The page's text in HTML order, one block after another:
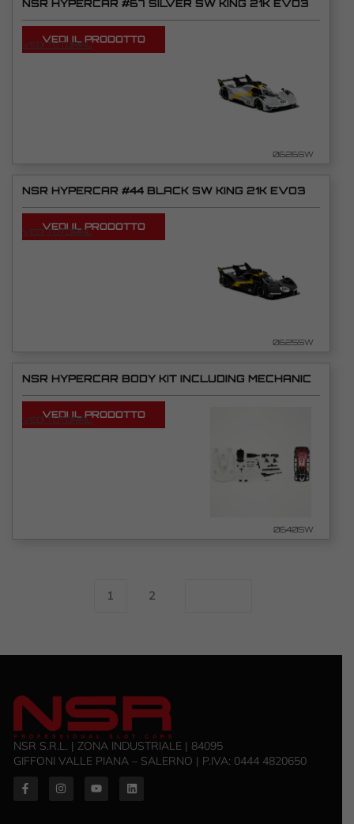
NSR HYPERCAR #67 SILVER SW KING 21K EVO3
VEDI TUTORIAL
VEDI IL PRODOTTO
0626SW
NSR HYPERCAR #44 BLACK SW KING 21K EVO3
VEDI TUTORIAL
VEDI IL PRODOTTO
0625SW
NSR HYPERCAR BODY KIT INCLUDING MECHANIC
VEDI TUTORIAL
VEDI IL PRODOTTO
0640SW
1 2
NSR S.R.L. | ZONA INDUSTRIALE | 84095
GIFFONI VALLE PIANA – SALERNO | P.IVA: ‭0444 4820650‬